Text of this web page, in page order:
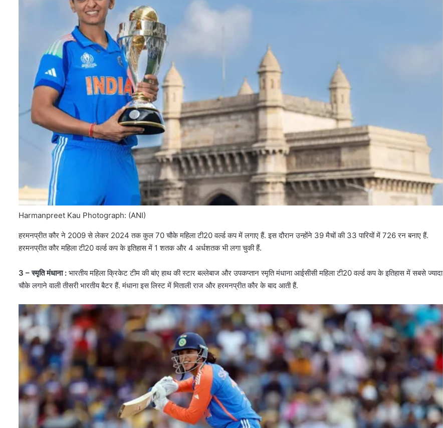
Harmanpreet Kau Photograph: (ANI)
हरमनप्रीत कौर ने 2009 से लेकर 2024 तक कुल 70 चौके महिला टी20 वर्ल्ड कप में लगाए हैं. इस दौरान उन्होंने 39 मैचों की 33 पारियों में 726 रन बनाए हैं.
हरमनप्रीत कौर महिला टी20 वर्ल्ड कप के इतिहास में 1 शतक और 4 अर्धशतक भी लगा चुकी हैं.
3 – स्मृति मंधाना : भारतीय महिला क्रिकेट टीम की बांए हाथ की स्टार बल्लेबाज और उपकप्तान स्मृति मंधाना आईसीसी महिला टी20 वर्ल्ड कप के इतिहास में सबसे ज्यादा
चौके लगाने वाली तीसरी भारतीय बैटर हैं. मंधाना इस लिस्ट में मिताली राज और हरमनप्रीत कौर के बाद आती हैं.